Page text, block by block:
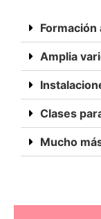
Amplia
Clases
Mucho